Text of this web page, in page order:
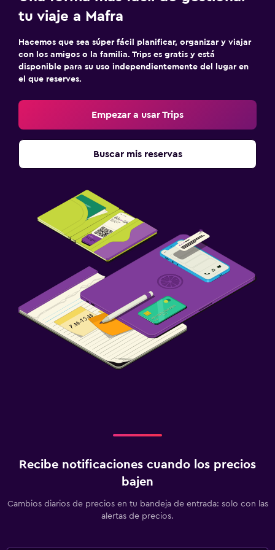
Desayuno en la habitación
Comedor
Mesa de comedor
Baño
Bañera de hidromasaje
Papel higiénico
Estacionamiento y transporte
Estacionamiento gratuito
Estacionamiento privado
Servicio de traslado (cargo adicional)
Carga de vehículos eléctricos
TV por cable o vía satélite
Biblioteca
Sala de estar/TV compartida
tu viaje a Mafra
Hacemos que sea súper fácil planificar, organizar y viajar
con los amigos o la familia. Trips es gratis y está
disponible para su uso independientemente del lugar en
el que reserves.
Empezar a usar Trips
Buscar mis reservas
Recibe notificaciones cuando los precios
bajen
Cambios diarios de precios en tu bandeja de entrada: solo con las
alertas de precios.